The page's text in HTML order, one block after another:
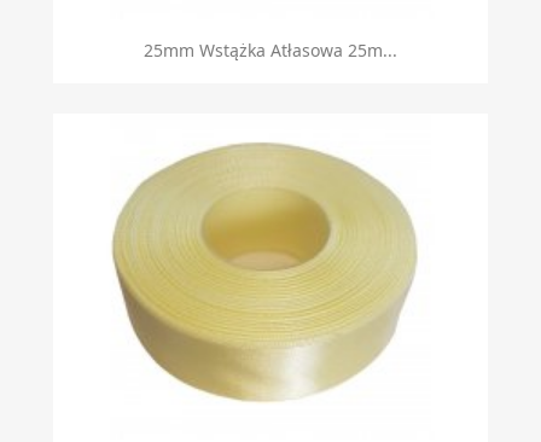
25mm Wstążka Atłasowa 25m...